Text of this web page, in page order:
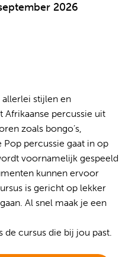
2026
stijlen en
Afrikaanse percussie uit
zoals bongo’s,
percussie gaat in op
voornamelijk gespeeld
kunnen ervoor
is gericht op lekker
Al snel maak je een
de cursus die bij jou past.